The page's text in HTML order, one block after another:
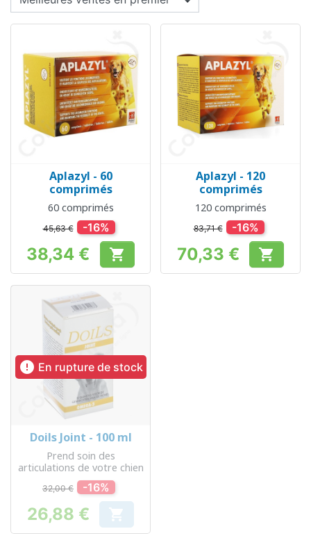
Aplazyl - 60
comprimés
60 comprimés
45,63 € -16%
Prix
38,34 € 
Aplazyl - 120
comprimés
120 comprimés
83,71 € -16%
Prix
70,33 € 
 En rupture de stock
Doils Joint - 100 ml
Prend soin des
articulations de votre chien
32,00 € -16%
Prix
26,88 € 